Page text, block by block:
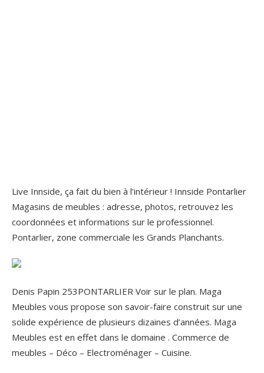
Live Innside, ça fait du bien à l’intérieur ! Innside Pontarlier
Magasins de meubles : adresse, photos, retrouvez les
coordonnées et informations sur le professionnel.
Pontarlier, zone commerciale les Grands Planchants.
Denis Papin 253PONTARLIER Voir sur le plan. Maga
Meubles vous propose son savoir-faire construit sur une
solide expérience de plusieurs dizaines d’années. Maga
Meubles est en effet dans le domaine . Commerce de
meubles – Déco – Electroménager – Cuisine.